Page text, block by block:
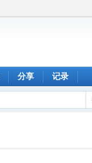
分享 记录